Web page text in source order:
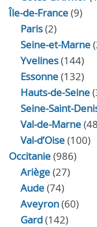
Île-de-France(9)
Paris(2)
Seine-et-Marne
Yvelines(144)
Essonne(132)
Hauts-de-Seine
Seine-Saint-
Val-de-Marne
Val-d’Oise(100)
Occitanie(986)
Ariège(27)
Aude(74)
Aveyron(60)
Gard(142)